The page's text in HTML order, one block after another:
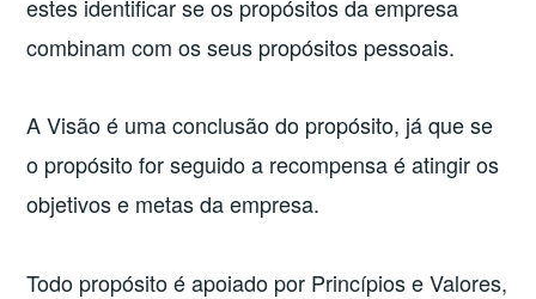
estes identificar se os propósitos da empresa
combinam com os seus propósitos pessoais.
A Visão é uma conclusão do propósito, já que se
o propósito for seguido a recompensa é atingir os
objetivos e metas da empresa.
Todo propósito é apoiado por Princípios e Valores,